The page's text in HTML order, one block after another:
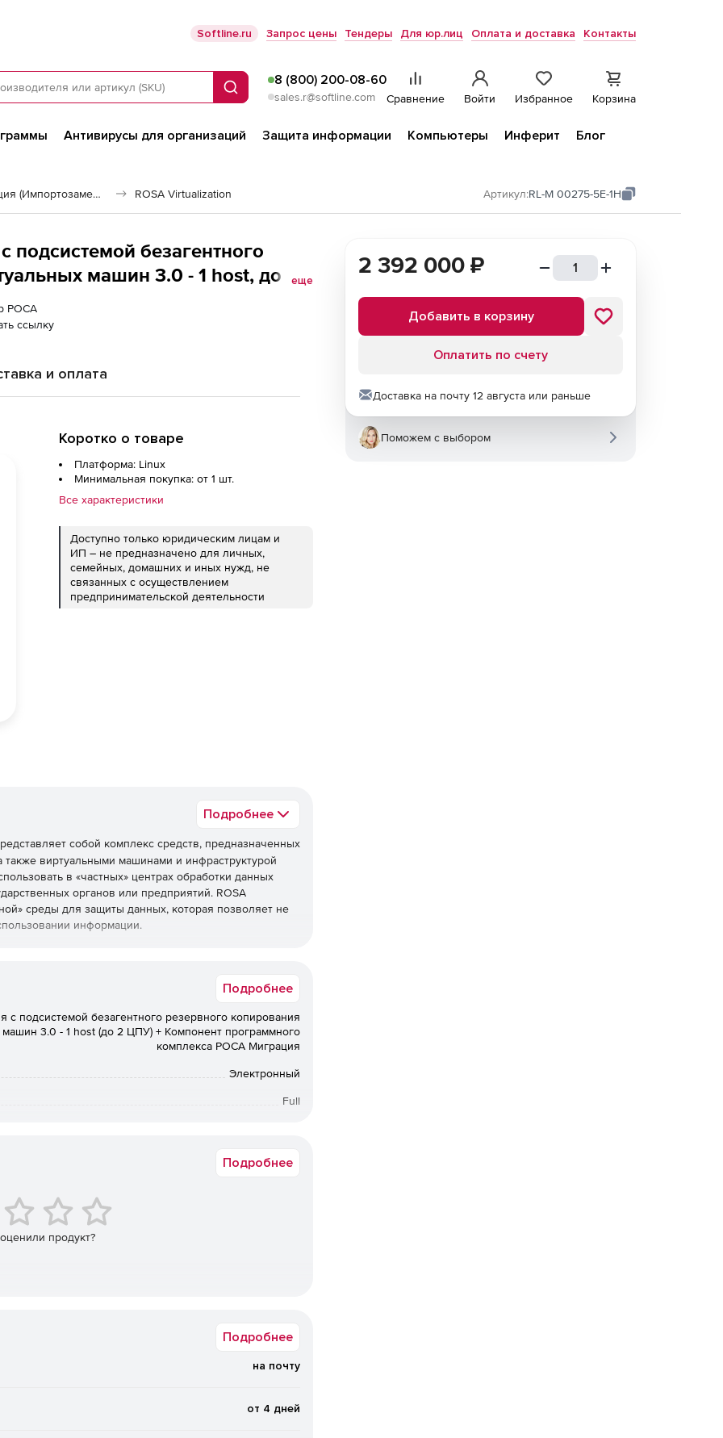
Softline.ru Запрос цены Тендеры Для юр.лиц Оплата и доставка Контакты
Поиск
8 (800) 200-08-60
sales.r@softline.com Сравнение Войти Избранное Корзина
Антивирусы для организаций Защита информации Компьютеры Инферит
Блог
Российская виртуализация (Импортозамещение) ROSA Virtualization Артикул:RL-M 00275-5E-1H
подсистемой безагентного
машин 3.0 - 1 host, до 2
комплекса РОСА Миграция), 5
еще
РОСА
ссылку
и оплата
Коротко о товаре
Платформа: Linux
Минимальная покупка: от 1 шт.
Все характеристики
Доступно только юридическим лицам и
ИП – не предназначено для личных,
семейных, домашних и иных нужд, не
связанных с осуществлением
предпринимательской деятельности
Подробнее
собой комплекс средств, предназначенных
виртуальными машинами и инфраструктурой
в «частных» центрах обработки данных
органов или предприятий. ROSA
среды для защиты данных, которая позволяет не
информации.
ЦОД, кластерами, хостом в каждом кластере.
ОЗУ каждый. А также централизованное
64 или Intel x86 с конфигурацией до 64
столом виртуальных машин через домен
др.).
платформой (ILO, IPMI и т.п.).
в качестве гостевых операционных систем.
управлением Linux или Windows с минимальными
Подробнее
с подсистемой безагентного резервного копирования
машин 3.0 - 1 host (до 2 ЦПУ) + Компонент программного
комплекса РОСА Миграция
Электронный
Full
в электронном виде. Срок доставки: от 1 рабочего дня.
Подробнее
продукт?
Подробнее
на почту
от 4 дней
2 392 000 ₽
Добавить в корзину
Оплатить по счету
Доставка на почту 12 августа или раньше
Поможем с выбором